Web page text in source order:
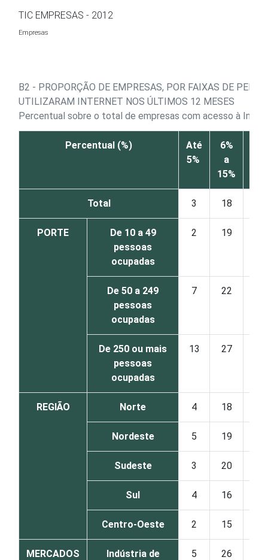
TIC EMPRESAS - 2012
Empresas
B2 - PROPORÇÃO DE EMPRESAS, POR FAIXAS DE
UTILIZARAM INTERNET NOS ÚLTIMOS 12 MESES
Percentual sobre o total de empresas com acesso à
Percentual (%)
Até
5%
6%
a
15%
Total 3 18
PORTE
De 10 a 49
pessoas
ocupadas
2 19
De 50 a 249
pessoas
ocupadas
7 22
De 250 ou mais
pessoas
ocupadas
13 27
REGIÃO Norte 4 18
Nordeste 5 19
Sudeste 3 20
Sul 4 16
Centro-Oeste 2 15
MERCADOS
Indústria de
5 26